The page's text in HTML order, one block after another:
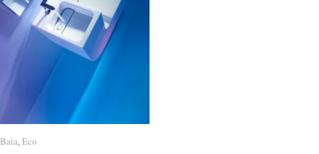
Baia,Eco
Baia Eco